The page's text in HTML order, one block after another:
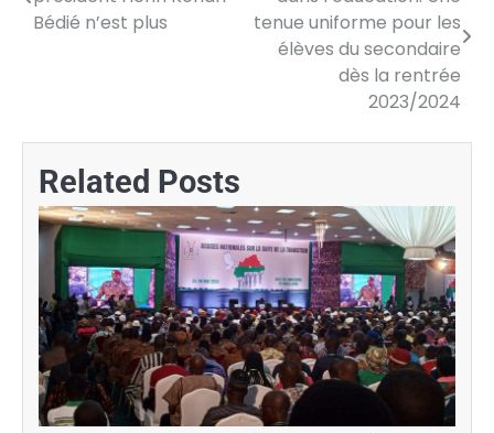
de
Bédié n’est plus
tenue uniforme pour les
élèves du secondaire
dès la rentrée
2023/2024
Related Posts